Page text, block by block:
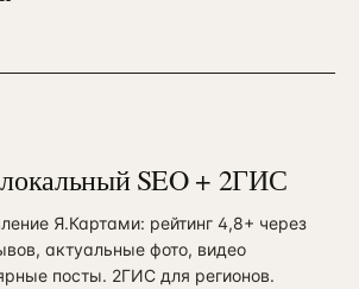
SEO + 2ГИС
Я.Картами: рейтинг 4,8+ через
актуальные фото, видео
посты. 2ГИС для регионов.